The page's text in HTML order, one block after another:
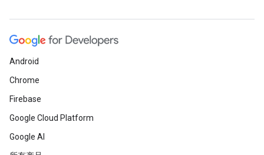
Android
Chrome
Firebase
Google Cloud Platform
Google AI